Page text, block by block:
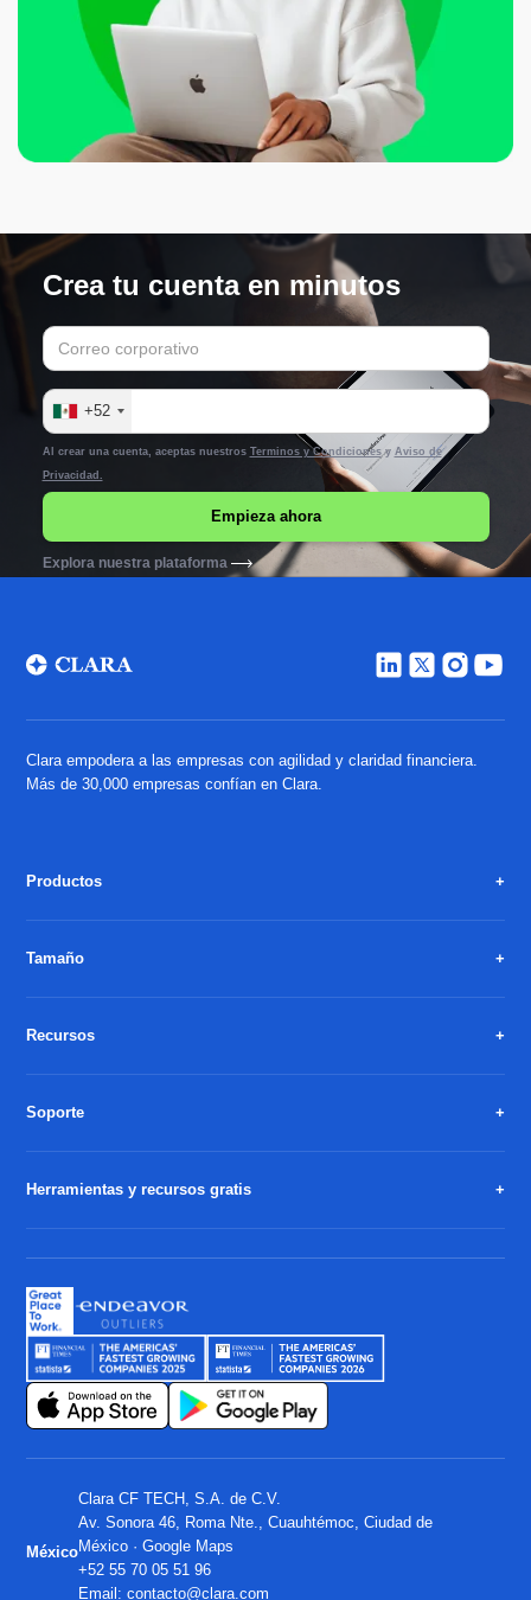
Crea tu cuenta en minutos
+52
Al crear una cuenta, aceptas nuestros Terminos y Condicionesy Aviso de
Privacidad.
Explora nuestra plataforma
Clara empodera a las empresas con agilidad y claridad financiera.
Más de 30,000 empresas confían en Clara.
Productos
Tamaño
Recursos
Soporte
Herramientas y recursos gratis
México
Clara CF TECH, S.A. de C.V.
Av. Sonora 46, Roma Nte., Cuauhtémoc, Ciudad de
México ·Google Maps
+52 55 70 05 51 96
Email:contacto@clara.com